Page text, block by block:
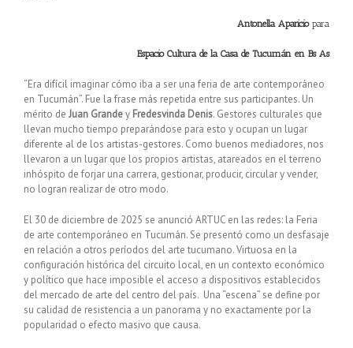
Antonella Apariciopara
Espacio Cultura de la Casa de Tucumán en Bs As
“Era difícil imaginar cómo iba a ser una feria de arte contemporáneo
en Tucumán”. Fue la frase más repetida entre sus participantes. Un
mérito de Juan Grandey Fredesvinda Denis. Gestores culturales que
llevan mucho tiempo preparándose para esto y ocupan un lugar
diferente al de los artistas-gestores. Como buenos mediadores, nos
llevaron a un lugar que los propios artistas, atareados en el terreno
inhóspito de forjar una carrera, gestionar, producir, circular y vender,
no logran realizar de otro modo.
El 30 de diciembre de 2025 se anunció ARTUC en las redes: la Feria
de arte contemporáneo en Tucumán. Se presentó como un desfasaje
en relación a otros períodos del arte tucumano. Virtuosa en la
configuración histórica del circuito local, en un contexto económico
y político que hace imposible el acceso a dispositivos establecidos
del mercado de arte del centro del país. Una “escena” se define por
su calidad de resistencia a un panorama y no exactamente por la
popularidad o efecto masivo que causa.